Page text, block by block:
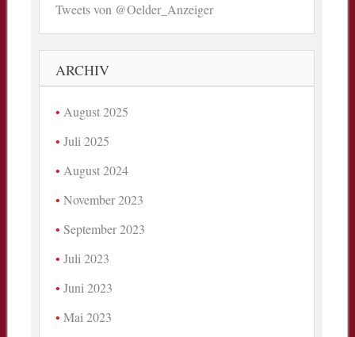
Tweets von @Oelder_Anzeiger
ARCHIV
August 2025
Juli 2025
August 2024
November 2023
September 2023
Juli 2023
Juni 2023
Mai 2023